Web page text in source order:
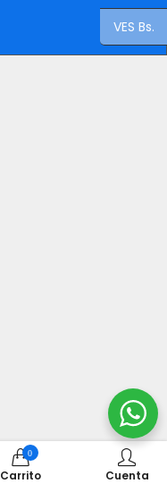
0
Carrito Cuenta
VES Bs.